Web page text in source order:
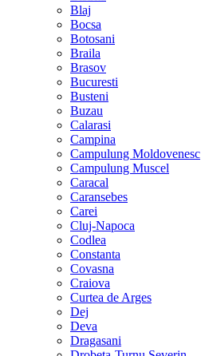
Blaj
Bocsa
Botosani
Braila
Brasov
Bucuresti
Busteni
Buzau
Calarasi
Campina
Campulung Moldovenesc
Campulung Muscel
Caracal
Caransebes
Carei
Cluj-Napoca
Codlea
Constanta
Covasna
Craiova
Curtea de Arges
Dej
Deva
Dragasani